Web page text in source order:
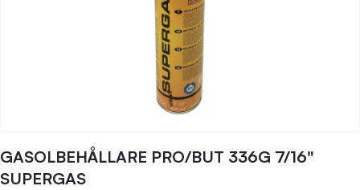
GASOLBEHÅLLARE PRO/BUT 336G 7/16"
SUPERGAS